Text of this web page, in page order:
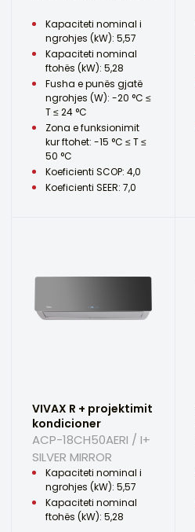
Kapaciteti nominal i
ngrohjes (kW): 5,57
Kapaciteti nominal
ftohës (kW): 5,28
Fusha e punës gjatë
ngrohjes (W): -20 °C ≤
T ≤ 24 °C
Zona e funksionimit
kur ftohet: -15 °C ≤ T ≤
50 °C
Koeficienti SCOP: 4,0
Koeficienti SEER: 7,0
VIVAX R + projektimit
kondicioner
ACP-18CH50AERI / I+
SILVER MIRROR
Kapaciteti nominal i
ngrohjes (kW): 5,57
Kapaciteti nominal
ftohës (kW): 5,28